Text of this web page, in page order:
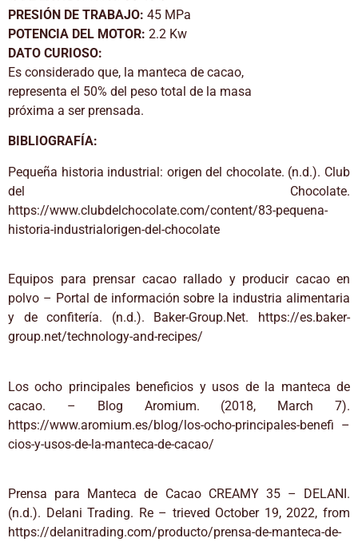
PRESIÓN DE TRABAJO: 45 MPa
POTENCIA DEL MOTOR: 2.2 Kw
DATO CURIOSO:
Es considerado que, la manteca de cacao,
representa el 50% del peso total de la masa
próxima a ser prensada.
BIBLIOGRAFÍA:
Pequeña historia industrial: origen del chocolate. (n.d.). Club
del Chocolate.
https://www.clubdelchocolate.com/content/83-pequena-
historia-industrialorigen-del-chocolate
Equipos para prensar cacao rallado y producir cacao en
polvo – Portal de información sobre la industria alimentaria
y de confitería. (n.d.). Baker-Group.Net. https://es.baker-
group.net/technology-and-recipes/
Los ocho principales beneficios y usos de la manteca de
cacao. – Blog Aromium. (2018, March 7).
https://www.aromium.es/blog/los-ocho-principales-benefi –
cios-y-usos-de-la-manteca-de-cacao/
Prensa para Manteca de Cacao CREAMY 35 – DELANI.
(n.d.). Delani Trading. Re – trieved October 19, 2022, from
https://delanitrading.com/producto/prensa-de-manteca-de-